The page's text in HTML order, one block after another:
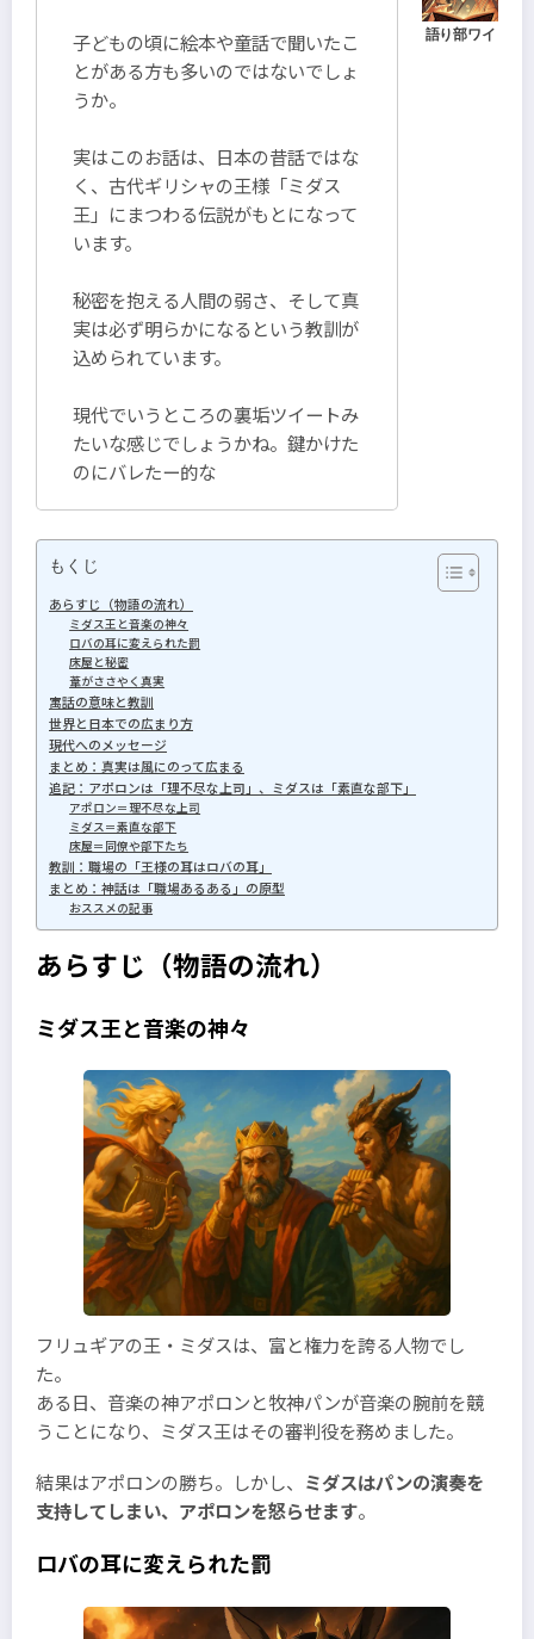
子どもの頃に絵本や童話で聞いたこ
とがある方も多いのではないでしょ
うか。
実はこのお話は、日本の昔話ではな
く、古代ギリシャの王様「ミダス
王」にまつわる伝説がもとになって
います。
秘密を抱える人間の弱さ、そして真
実は必ず明らかになるという教訓が
込められています。
現代でいうところの裏垢ツイートみ
たいな感じでしょうかね。鍵かけた
のにバレたー的な
もくじ
あらすじ（物語の流れ）
ミダス王と音楽の神々
ロバの耳に変えられた罰
床屋と秘密
葦がささやく真実
寓話の意味と教訓
世界と日本での広まり方
現代へのメッセージ
まとめ：真実は風にのって広まる
追記：アポロンは「理不尽な上司」、ミダスは「素直な部下」
アポロン＝理不尽な上司
ミダス＝素直な部下
床屋＝同僚や部下たち
教訓：職場の「王様の耳はロバの耳」
まとめ：神話は「職場あるある」の原型
おススメの記事
あらすじ（物語の流れ）
ミダス王と音楽の神々
フリュギアの王・ミダスは、富と権力を誇る人物でし
た。
ある日、音楽の神アポロンと牧神パンが音楽の腕前を競
うことになり、ミダス王はその審判役を務めました。
結果はアポロンの勝ち。しかし、 ミダスはパンの演奏を
支持してしまい、アポロンを怒らせます。
ロバの耳に変えられた罰